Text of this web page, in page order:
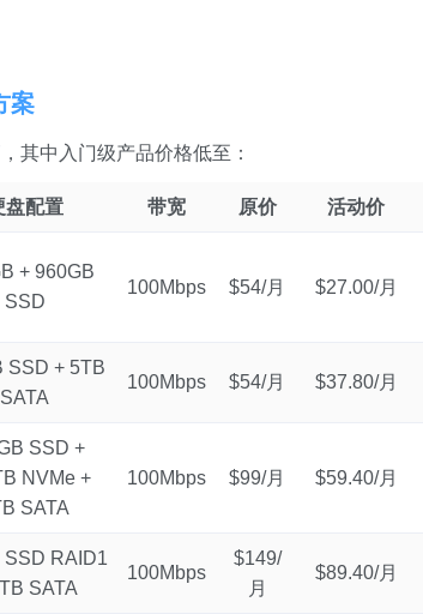
案
其中入门级产品价格低至：
盘配置 带宽 原价 活动价
+ 960GB
SSD
100Mbps $54/月 $27.00/月
SSD + 5TB
SATA
100Mbps $54/月 $37.80/月
SSD +
NVMe +
SATA
100Mbps $99/月 $59.40/月
RAID1
SATA
100Mbps
$149/
月
$89.40/月